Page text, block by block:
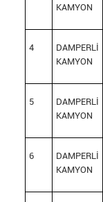
KAMYON
4
DAMPERLİ
KAMYON
5
DAMPERLİ
KAMYON
6
DAMPERLİ
KAMYON